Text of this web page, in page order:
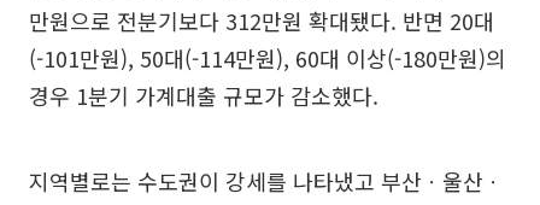
만원으로 전분기보다 312만원 확대됐다. 반면 20대
(-101만원), 50대(-114만원), 60대 이상(-180만원)의
경우 1분기 가계대출 규모가 감소했다.
지역별로는 수도권이 강세를 나타냈고 부산ㆍ울산ㆍ